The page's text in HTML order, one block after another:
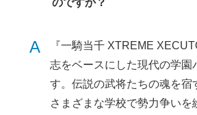
のですか？
A
『一騎当千 XTREME
志をベースにした現代の学園
す。伝説の武将たちの魂を宿
さまざまな学校で勢力争いを